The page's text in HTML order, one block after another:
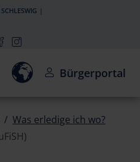
Einwilligung zur Aktivierung
Bürgerportal
Was erledige ich wo?